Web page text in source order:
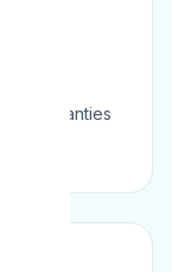
garanties